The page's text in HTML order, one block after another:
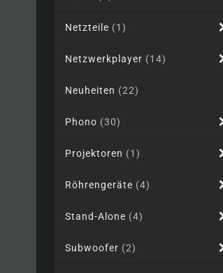
Netzteile (1)
Netzwerkplayer (14)
Neuheiten (22)
Phono (30)
Projektoren (1)
Röhrengeräte (4)
Stand-Alone (4)
Subwoofer (2)